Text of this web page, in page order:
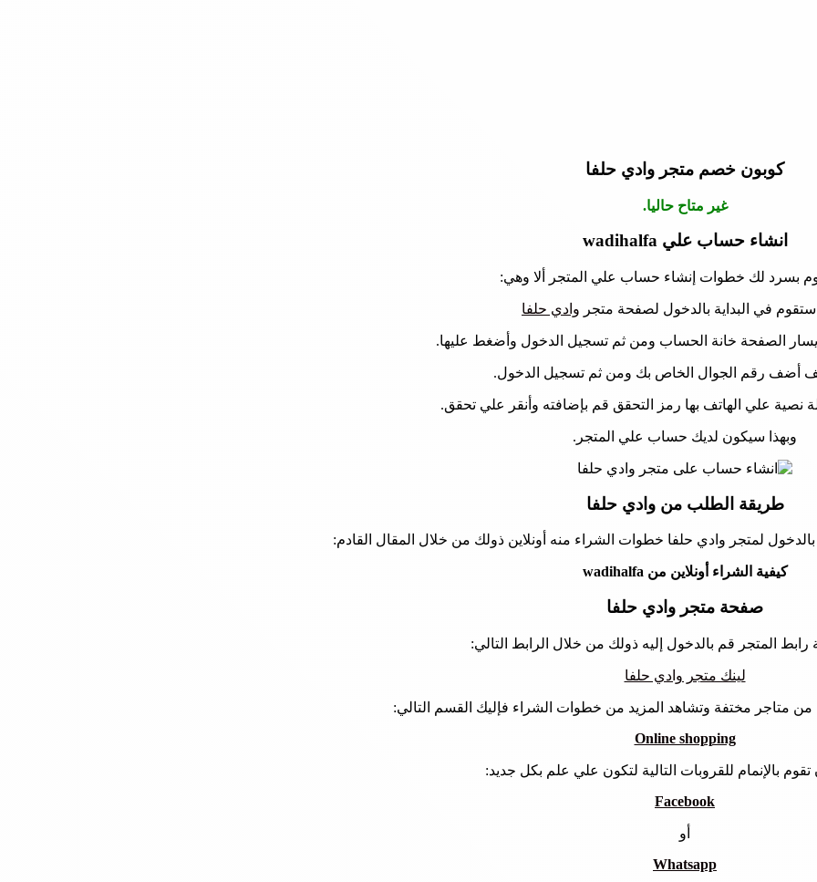
كوبون خصم متجر وادي حلفا
غير متاح حاليا.
انشاء حساب علي wadihalfa
بسرد لك خطوات إنشاء حساب علي المتجر ألا وهي:
في البداية بالدخول لصفحة متجر وادي حلفا
الصفحة خانة الحساب ومن ثم تسجيل الدخول وأضغط عليها.
أضف رقم الجوال الخاص بك ومن ثم تسجيل الدخول.
نصية علي الهاتف بها رمز التحقق قم بإضافته وأنقر علي تحقق.
وبهذا سيكون لديك حساب علي المتجر.
طريقة الطلب من وادي حلفا
لمتجر وادي حلفا خطوات الشراء منه أونلاين ذولك من خلال المقال القادم:
كيفية الشراء أونلاين من wadihalfa
صفحة متجر وادي حلفا
رابط المتجر قم بالدخول إليه ذولك من خلال الرابط التالي:
لينك متجر وادي حلفا
من متاجر مختفة وتشاهد المزيد من خطوات الشراء فإليك القسم التالي:
Online shopping
بالإنمام للقروبات التالية لتكون علي علم بكل جديد:
Facebook
أو
Whatsapp